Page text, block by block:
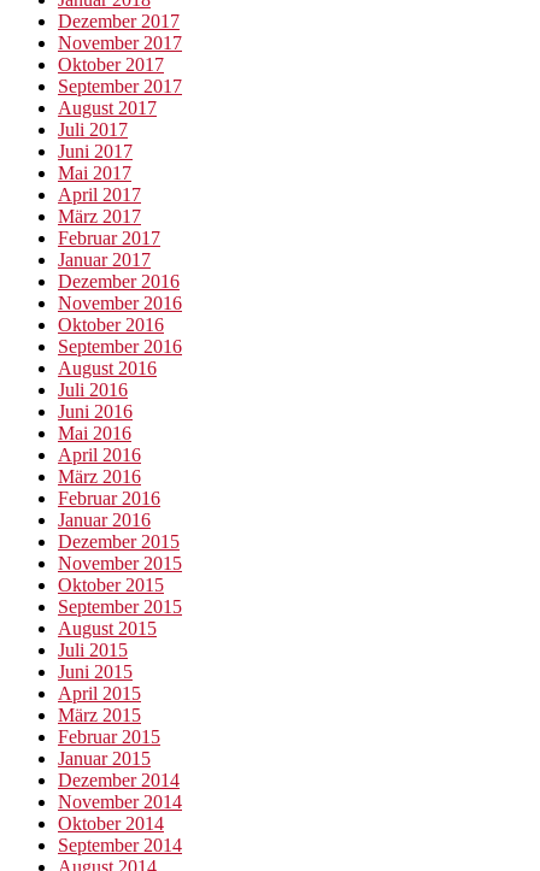
Dezember 2017
November 2017
Oktober 2017
September 2017
August 2017
Juli 2017
Juni 2017
Mai 2017
April 2017
März 2017
Februar 2017
Januar 2017
Dezember 2016
November 2016
Oktober 2016
September 2016
August 2016
Juli 2016
Juni 2016
Mai 2016
April 2016
März 2016
Februar 2016
Januar 2016
Dezember 2015
November 2015
Oktober 2015
September 2015
August 2015
Juli 2015
Juni 2015
April 2015
März 2015
Februar 2015
Januar 2015
Dezember 2014
November 2014
Oktober 2014
September 2014